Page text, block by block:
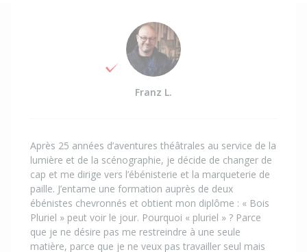
Franz L.
Après 25 années d’aventures théâtrales au service de la
lumière et de la scénographie, je décide de changer de
cap et me dirige vers l’ébénisterie et la marqueterie de
paille. J’entame une formation auprès de deux
ébénistes chevronnés et obtient mon diplôme : « Bois
Pluriel » peut voir le jour. Pourquoi « pluriel » ? Parce
que je ne désire pas me restreindre à une seule
matière, parce que je ne veux pas travailler seul mais